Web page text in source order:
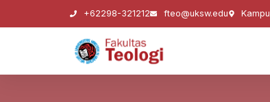
+62298-321212 fteo@uksw.edu